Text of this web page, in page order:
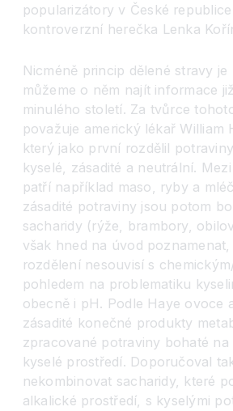
popularizátory v České
kontroverzní herečka Lenka
Nicméně princip dělené stravy je
můžeme o něm najít informace
minulého století. Za tvůrce
považuje americký lékař William
který jako první rozdělil
kyselé, zásadité a neutrální.
patří například maso, ryby a
zásadité potraviny jsou potom
sacharidy (rýže, brambory,
však hned na úvod
rozdělení nesouvisí s
pohledem na problematiku
obecně i pH. Podle Haye ovoce
zásadité konečné produkty
zpracované potraviny bohaté
kyselé prostředí. Doporučoval
nekombinovat sacharidy, které
alkalické prostředí, s kyselými